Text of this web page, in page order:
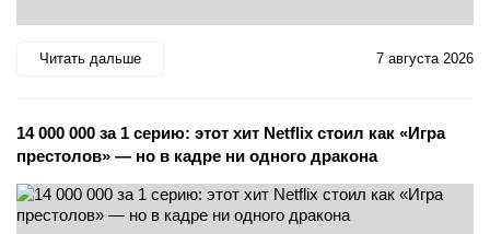
Читать дальше 7 августа 2026
14 000 000 за 1 серию: этот хит Netflix стоил как «Игра
престолов» — но в кадре ни одного дракона